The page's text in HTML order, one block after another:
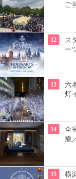
ご
12
ス
ー
13
六
灯
14
全
籠
15
横